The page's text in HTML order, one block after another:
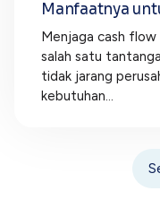
Manfaatnya
Menjaga cash
salah satu
tidak jarang
kebutuhan...